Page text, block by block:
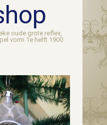
oude grote reflex,
vorm 1e helft 1900